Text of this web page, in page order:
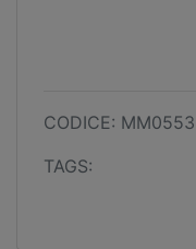
CODICE: MM0553
TAGS: